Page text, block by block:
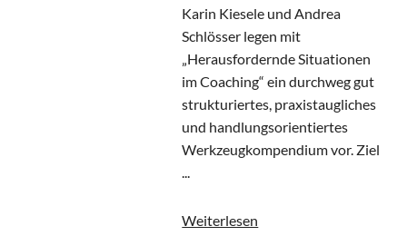
Karin Kiesele und Andrea
Schlösser legen mit
„Herausfordernde Situationen
im Coaching“ ein durchweg gut
strukturiertes, praxistaugliches
und handlungsorientiertes
Werkzeugkompendium vor. Ziel
Weiterlesen